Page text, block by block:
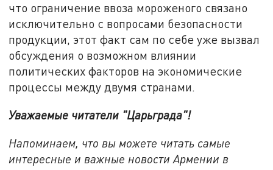
что ограничение ввоза мороженого связано
исключительно с вопросами безопасности
продукции, этот факт сам по себе уже вызвал
обсуждения о возможном влиянии
политических факторов на экономические
процессы между двумя странами.
Уважаемые читатели "Царьграда"!
Напоминаем, что вы можете читать самые
интересные и важные новости Армении в